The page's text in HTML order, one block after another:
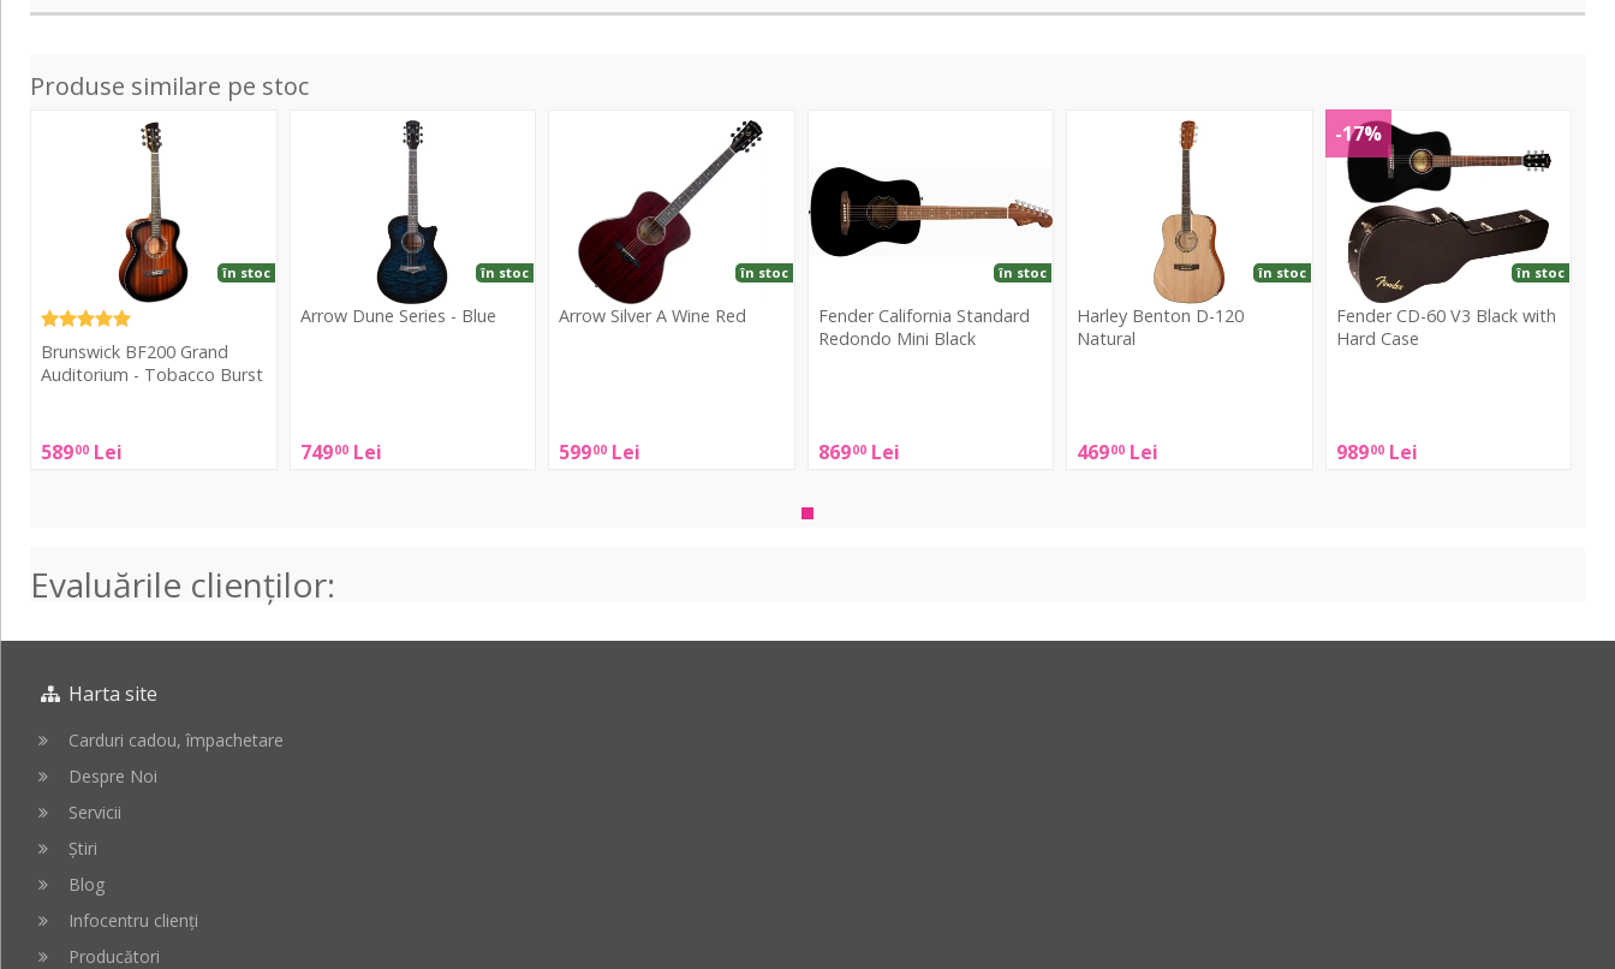
Produse similare pe stoc
Brunswick BF200 Grand
Auditorium - Tobacco Burst
58900 Lei
în stoc
BF200
Tobacco
Burst
Arrow Dune Series - Blue
74900 Lei
în stoc
Arrow Silver A Wine Red
59900 Lei
în stoc
Wine
Redondo
Mini
Black
Fender California Standard
Redondo Mini Black
86900 Lei
în stoc
Standard
Mini
Harley Benton D-120
Natural
46900 Lei
în stoc
D-
CD-
60
Black
with
Hard
Case
Fender CD-60 V3 Black with
Hard Case
98900 Lei
-17%
în stoc
60
Evaluările clienţilor:
Harta site
Carduri cadou, împachetare
Despre Noi
Servicii
Știri
Blog
Infocentru clienți
Producători